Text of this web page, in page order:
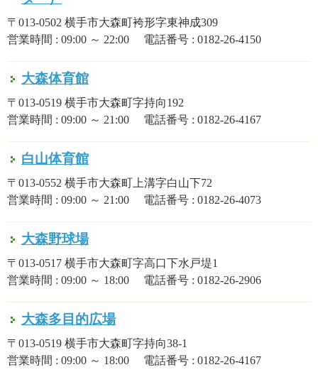
〒013-0502 横手市大森町袴形字東神成309
営業時間 : 09:00 ～ 22:00 電話番号 : 0182-26-4150
大森体育館
〒013-0519 横手市大森町字持向192
営業時間 : 09:00 ～ 21:00 電話番号 : 0182-26-4167
白山体育館
〒013-0552 横手市大森町上溝字白山下72
営業時間 : 09:00 ～ 21:00 電話番号 : 0182-26-4073
大森野球場
〒013-0517 横手市大森町字高口下水戸堤1
営業時間 : 09:00 ～ 18:00 電話番号 : 0182-26-2906
大森多目的広場
〒013-0519 横手市大森町字持向38-1
営業時間 : 09:00 ～ 18:00 電話番号 : 0182-26-4167